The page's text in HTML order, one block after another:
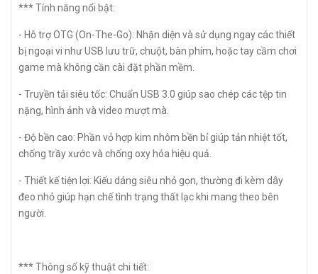
*** Tính năng nổi bật:
- Hỗ trợ OTG (On-The-Go): Nhận diện và sử dụng ngay các thiết
bị ngoại vi như USB lưu trữ, chuột, bàn phím, hoặc tay cầm chơi
game mà không cần cài đặt phần mềm.
- Truyền tải siêu tốc: Chuẩn USB 3.0 giúp sao chép các tệp tin
nặng, hình ảnh và video mượt mà.
- Độ bền cao: Phần vỏ hợp kim nhôm bền bỉ giúp tản nhiệt tốt,
chống trầy xước và chống oxy hóa hiệu quả.
- Thiết kế tiện lợi: Kiểu dáng siêu nhỏ gọn, thường đi kèm dây
đeo nhỏ giúp hạn chế tình trạng thất lạc khi mang theo bên
người.
*** Thông số kỹ thuật chi tiết: